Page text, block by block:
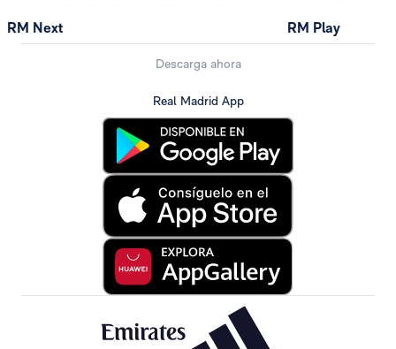
RM Next RM Play
Descarga ahora
Real Madrid App